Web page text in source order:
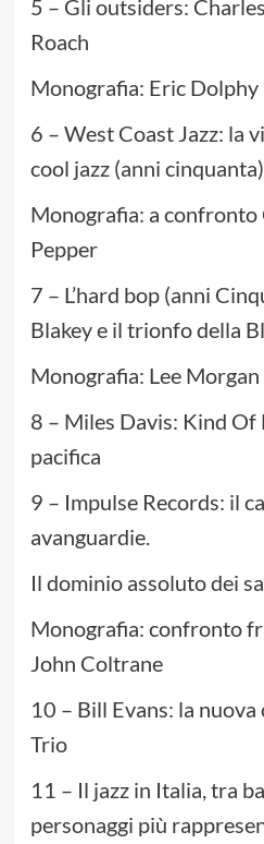
5 – Gli outsiders:
Roach
Monografia: Eric Dolphy
6 – West Coast Jazz: la
cool jazz (anni cinquanta)
Monografia: a confronto
Pepper
7 – L’hard bop (anni
Blakey e il trionfo della
Monografia: Lee Morgan
8 – Miles Davis: Kind Of
pacifica
9 – Impulse Records: il
avanguardie.
Il dominio assoluto dei
Monografia: confronto
John Coltrane
10 – Bill Evans: la
Trio
11 – Il jazz in Italia, tra
personaggi più